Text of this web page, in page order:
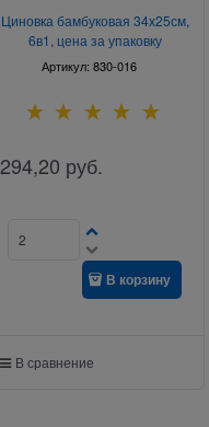
Циновка бамбуковая 34х25см,
6в1, цена за упаковку
Артикул:830-016
294,20 руб.
В корзину
В сравнение